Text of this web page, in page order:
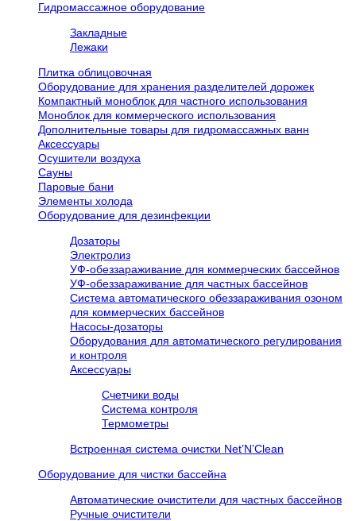
Гидромассажное оборудование
Закладные
Лежаки
Плитка облицовочная
Оборудование для хранения разделителей дорожек
Компактный моноблок для частного использования
Моноблок для коммерческого использования
Дополнительные товары для гидромассажных ванн
Аксессуары
Осушители воздуха
Сауны
Паровые бани
Элементы холода
Оборудование для дезинфекции
Дозаторы
Электролиз
УФ-обеззараживание для коммерческих бассейнов
УФ-обеззараживание для частных бассейнов
Система автоматического обеззараживания озоном
для коммерческих бассейнов
Насосы-дозаторы
Оборудования для автоматического регулирования
и контроля
Аксессуары
Счетчики воды
Система контроля
Термометры
Встроенная система очистки Net’N’Clean
Оборудование для чистки бассейна
Автоматические очистители для частных бассейнов
Ручные очистители